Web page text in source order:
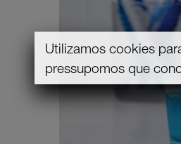
Utilizamos cookies
pressupomos que